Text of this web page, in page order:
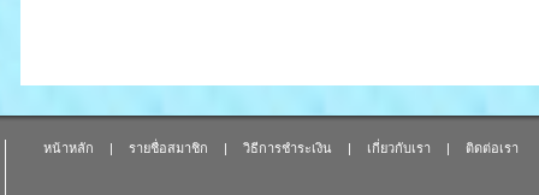
หน้าหลัก | รายชื่อสมาชิก | วิธีการชำระเงิน | เกี่ยวกับเรา | ติดต่อเรา